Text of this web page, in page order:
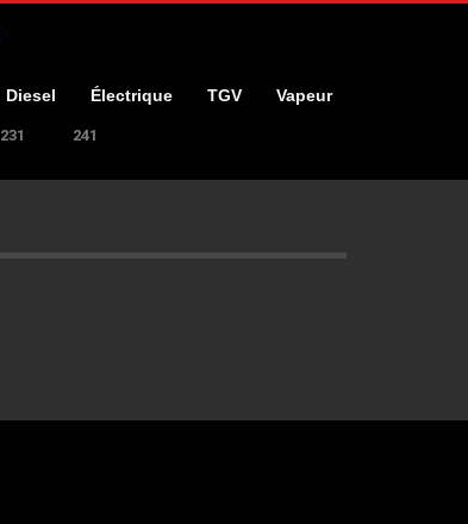
Diesel Électrique TGV Vapeur
231 241